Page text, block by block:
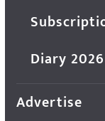
Diary 2026
Advertise